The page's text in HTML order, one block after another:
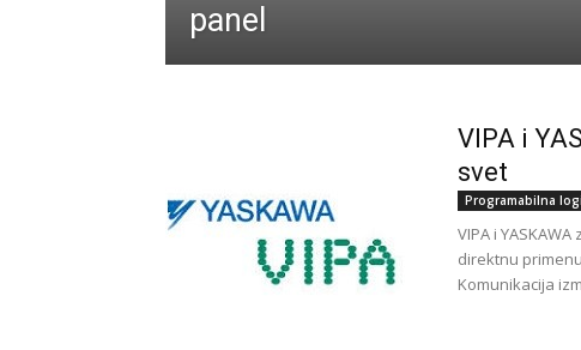
panel
VIPA i
svet
Programabilna
VIPА i YАSKАWА
dirеktnu
Kоmunikаciја